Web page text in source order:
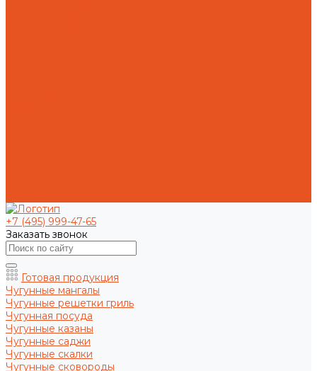
+7 (495) 999-47-65
Заказать звонок
Готовая продукция
Чугунные мангалы
Чугунные решетки гриль
Чугунная посуда
Чугунные казаны
Чугунные саджи
Чугунные скалки
Чугунные сковороды